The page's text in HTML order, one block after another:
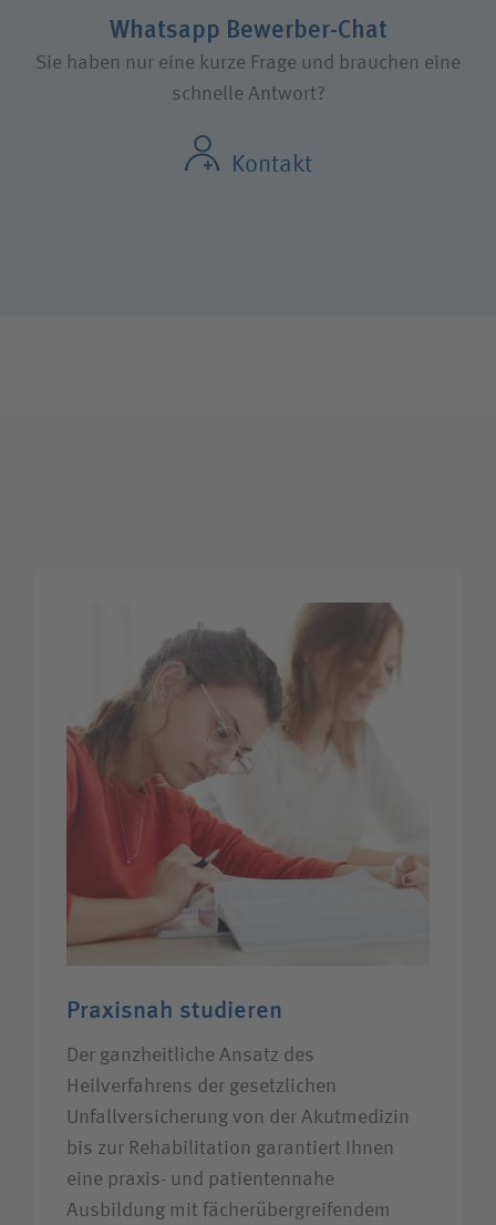
Whatsapp Bewerber-Chat
Sie haben nur eine kurze Frage und brauchen eine
schnelle Antwort?
Kontakt
Praxisnah studieren
Der ganzheitliche Ansatz des
Heilverfahrens der gesetzlichen
Unfallversicherung von der Akutmedizin
bis zur Rehabilitation garantiert Ihnen
eine praxis- und patientennahe
Ausbildung mit fächerübergreifendem